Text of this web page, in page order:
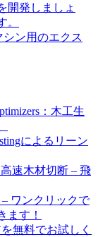
開発しましょ
。
シン用のエクス
：木工生
によるリーン
高速木材切断 – 飛
– ワンクリックで
ます！
無料でお試しく